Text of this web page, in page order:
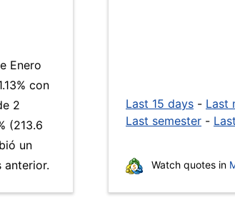
Enero
con
2
(213.6
un
anterior.
Last 15 days - Last
Last semester -
Watch quotes in